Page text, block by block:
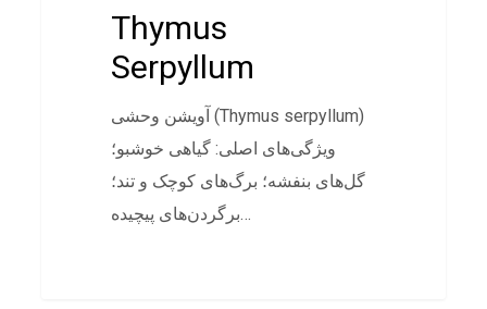
Thymus
Serpyllum
آویشن وحشی (Thymus serpyllum)
ویژگی‌های اصلی: گیاهی خوشبو؛
گل‌های بنفشه؛ برگ‌های کوچک و تند؛
برگردن‌های پیچیده…